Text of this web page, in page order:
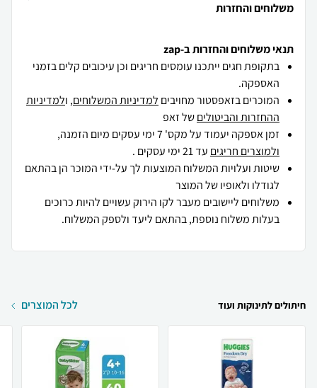
משלוחים והחזרות
תנאי משלוחים והחזרות ב-zap
בתקופת חגים ייתכנו עומסים חריגים וכן עיכובים קלים בזמני
האספקה.
המוכרים בזאפסטור מחויבים למדיניות המשלוחים, ולמדיניות
ההחזרות והביטוליםשל זאפ
זמן אספקה יעמוד על מקס' 7 ימי עסקים מיום הזמנה,
ולמוצרים חריגים עד 21 ימי עסקים .
שיטות ועלויות המשלוח המוצעות לך על-ידי המוכר הן בהתאם
לגודלו ולאופיו של המוצר
משלוחים ליישובים מעבר לקו הירוק עשויים להיות כרוכים
בעלות משלוח נוספת, בהתאם ליעד ולספק המשלוח.
חיתולים לתינוקות ועוד לכל המוצרים